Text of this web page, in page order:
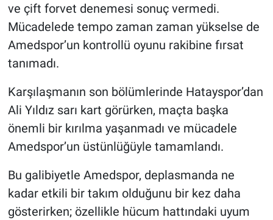
ve çift forvet denemesi sonuç vermedi.
Mücadelede tempo zaman zaman yükselse de
Amedspor’un kontrollü oyunu rakibine fırsat
tanımadı.
Karşılaşmanın son bölümlerinde Hatayspor’dan
Ali Yıldız sarı kart görürken, maçta başka
önemli bir kırılma yaşanmadı ve mücadele
Amedspor’un üstünlüğüyle tamamlandı.
Bu galibiyetle Amedspor, deplasmanda ne
kadar etkili bir takım olduğunu bir kez daha
gösterirken; özellikle hücum hattındaki uyum